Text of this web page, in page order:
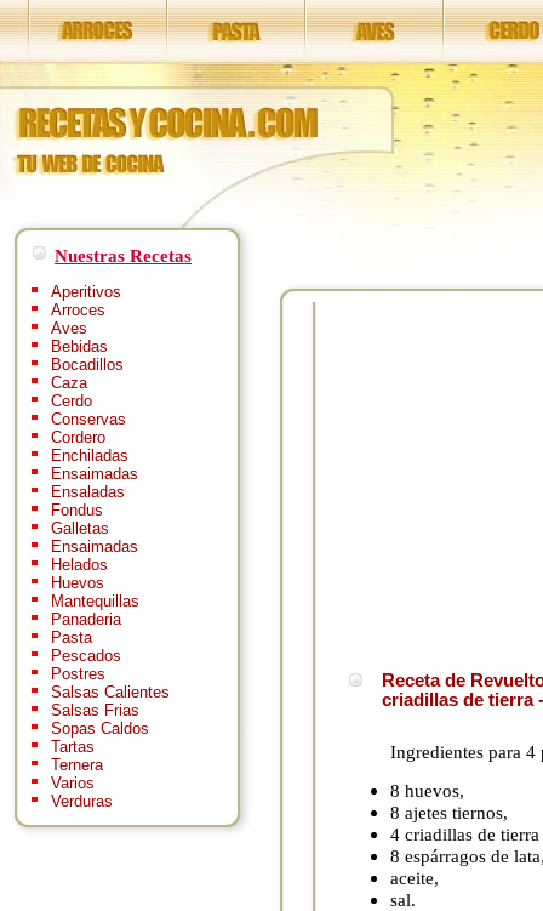
Nuestras Recetas
Aperitivos
Arroces
Aves
Bebidas
Bocadillos
Caza
Cerdo
Conservas
Cordero
Enchiladas
Ensaimadas
Ensaladas
Fondus
Galletas
Ensaimadas
Helados
Huevos
Mantequillas
Panaderia
Pasta
Pescados
Postres
Salsas Calientes
Salsas Frias
Sopas Caldos
Tartas
Ternera
Varios
Verduras
Receta de
criadillas de tierra
Ingredientes para 4
8 huevos,
8 ajetes tiernos,
4 criadillas de
8 espárragos de
aceite,
sal.